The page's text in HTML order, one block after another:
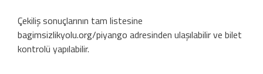
Çekiliş sonuçlarının tam listesine
bagimsizlikyolu.org/piyango adresinden ulaşılabilir ve bilet
kontrolü yapılabilir.